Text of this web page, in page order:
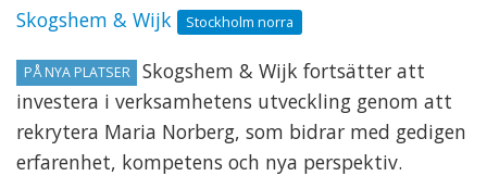
Skogshem & Wijk Stockholm norra
PÅ NYA PLATSER
Skogshem & Wijk fortsätter att
investera i verksamhetens utveckling genom att
rekrytera Maria Norberg, som bidrar med gedigen
erfarenhet, kompetens och nya perspektiv.